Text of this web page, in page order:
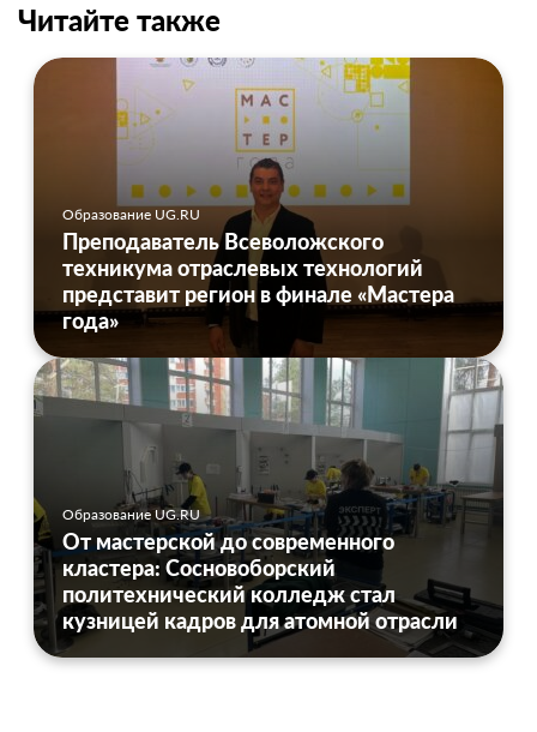
Читайте также
Образование UG.RU
Преподаватель Всеволожского
техникума отраслевых технологий
представит регион в финале «Мастера
года»
Образование UG.RU
От мастерской до современного
кластера: Сосновоборский
политехнический колледж стал
кузницей кадров для атомной отрасли